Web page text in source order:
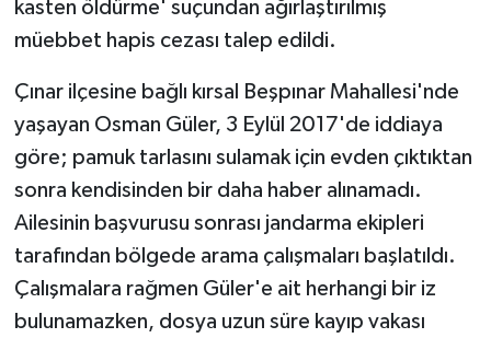
kasten öldürme' suçundan ağırlaştırılmış
müebbet hapis cezası talep edildi.
Çınar ilçesine bağlı kırsal Beşpınar Mahallesi'nde
yaşayan Osman Güler, 3 Eylül 2017'de iddiaya
göre; pamuk tarlasını sulamak için evden çıktıktan
sonra kendisinden bir daha haber alınamadı.
Ailesinin başvurusu sonrası jandarma ekipleri
tarafından bölgede arama çalışmaları başlatıldı.
Çalışmalara rağmen Güler'e ait herhangi bir iz
bulunamazken, dosya uzun süre kayıp vakası
Spor
Vasıta
Yaşam